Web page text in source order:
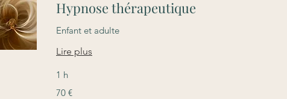
Hypnose thérapeutique
Enfant et adulte
Lire plus
1 h
euros
70 €